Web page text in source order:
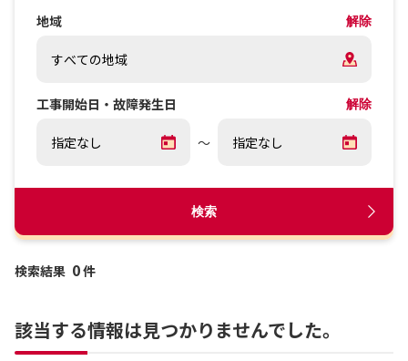
地域
解除
工事開始日・故障発生日 解除
～
検索
検索結果 0件
該当する情報は見つかりませんでした。